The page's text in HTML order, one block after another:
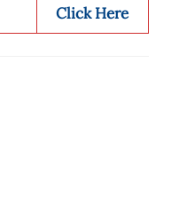
Click Here